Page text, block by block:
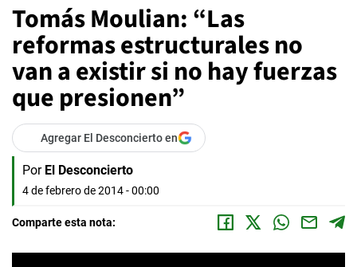
Tomás Moulian: “Las
reformas estructurales no
van a existir si no hay fuerzas
que presionen”
Agregar El Desconcierto en
Por El Desconcierto
4 de febrero de 2014 - 00:00
Comparte esta nota: